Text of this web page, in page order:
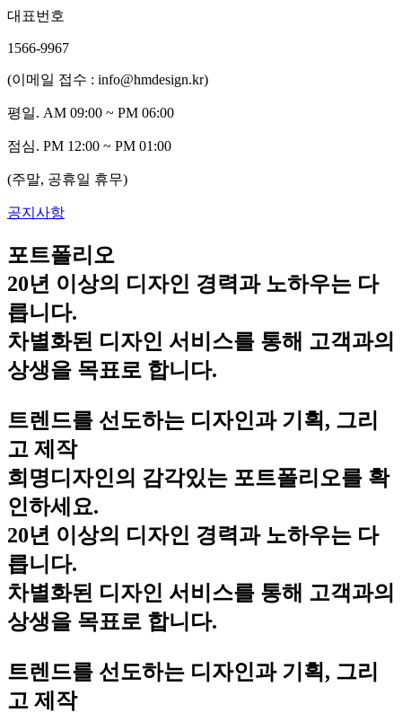
대표번호
1566-9967
(이메일 접수 : info@hmdesign.kr)
평일. AM 09:00 ~ PM 06:00
점심. PM 12:00 ~ PM 01:00
(주말, 공휴일 휴무)
공지사항
포트폴리오
20년 이상의 디자인 경력과 노하우는 다
릅니다.
차별화된 디자인 서비스를 통해 고객과의
상생을 목표로 합니다.
트렌드를 선도하는 디자인과 기획, 그리
고 제작
희명디자인의 감각있는 포트폴리오를 확
인하세요.
20년 이상의 디자인 경력과 노하우는 다
릅니다.
차별화된 디자인 서비스를 통해 고객과의
상생을 목표로 합니다.
트렌드를 선도하는 디자인과 기획, 그리
고 제작